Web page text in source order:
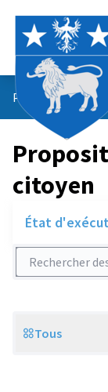
Propositions du
citoyen
État
Rechercher des
Scope
Tous